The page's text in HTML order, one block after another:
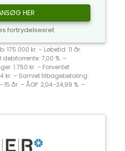
HER
fortrydelsesret
175.000 kr. – Løbetid: 11 år.
debitorrente: 7,00 %. –
1.750 kr. – Forventet
kr. – Samlet tilbagebetaling:
år. – ÅOP: 2,04-24,99 %. –